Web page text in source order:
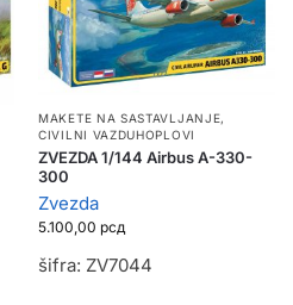
MAKETE NA SASTAVLJANJE,
CIVILNI VAZDUHOPLOVI
ZVEZDA 1/144 Airbus A-330-
300
Zvezda
5.100,00 рсд
šifra: ZV7044